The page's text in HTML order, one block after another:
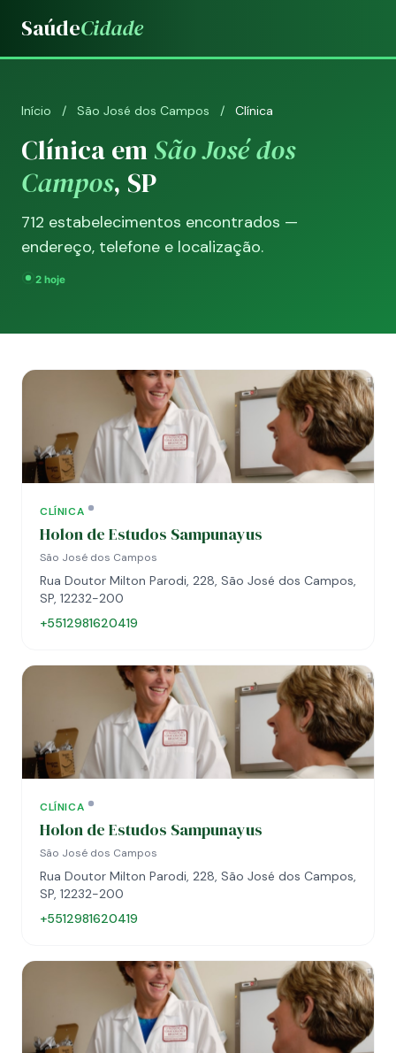
SaúdeCidade
Início / São José dos Campos / Clínica
Clínica emSão José dos
Campos, SP
712 estabelecimentos encontrados —
endereço, telefone e localização.
CLÍNICA
Holon de Estudos Sampunayus
São José dos Campos
Rua Doutor Milton Parodi, 228, São José dos Campos,
SP, 12232-200
+5512981620419
CLÍNICA
Holon de Estudos Sampunayus
São José dos Campos
Rua Doutor Milton Parodi, 228, São José dos Campos,
SP, 12232-200
+5512981620419